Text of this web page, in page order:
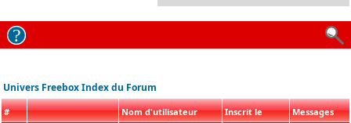
Univers Freebox Index du Forum
# Nom d'utilisateur Inscrit le Messages